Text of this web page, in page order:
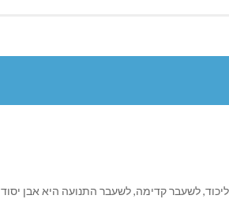
לשעבר קדימה, לשעבר התנועה היא אבן יסוד